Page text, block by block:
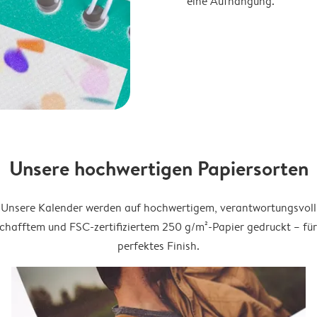
Unsere hochwertigen Papiersorten
Unsere Kalender werden auf hochwertigem, verantwortungsvoll
und FSC-zertifiziertem 250 g/m²-Papier gedruckt –
perfektes Finish.